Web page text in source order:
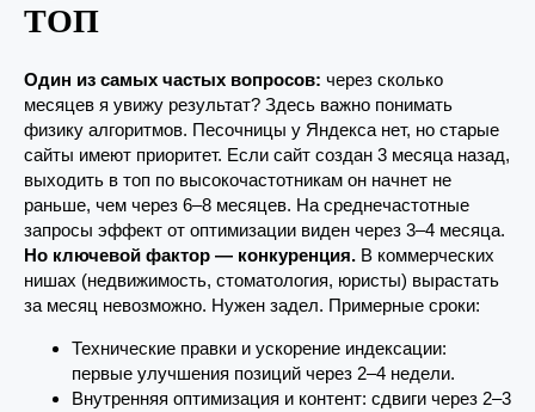
ТОП
Один из самых частых вопросов: через сколько
месяцев я увижу результат? Здесь важно понимать
физику алгоритмов. Песочницы у Яндекса нет, но старые
сайты имеют приоритет. Если сайт создан 3 месяца назад,
выходить в топ по высокочастотникам он начнет не
раньше, чем через 6–8 месяцев. На среднечастотные
запросы эффект от оптимизации виден через 3–4 месяца.
Но ключевой фактор — конкуренция. В коммерческих
нишах (недвижимость, стоматология, юристы) вырастать
за месяц невозможно. Нужен задел. Примерные сроки:
Технические правки и ускорение индексации:
первые улучшения позиций через 2–4 недели.
Внутренняя оптимизация и контент: сдвиги через 2–3